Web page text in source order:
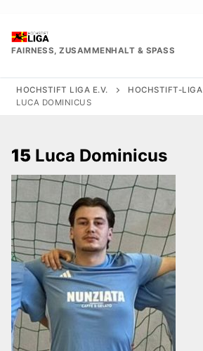
springen
FAIRNESS, ZUSAMMENHALT & SPASS
HOCHSTIFT LIGA E.V.
HOCHSTIFT-LIGA
LUCA DOMINICUS
15 Luca Dominicus